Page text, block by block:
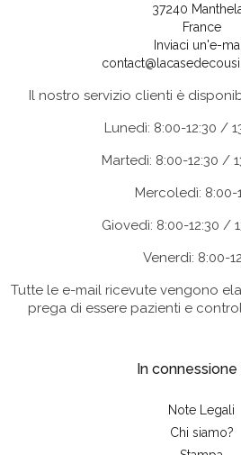
37240
France
Inviaci un'e-
Il nostro servizio clienti è
Lunedì: 8:00-12:30 /
Martedì: 8:00-12:30 /
Mercoledì: 8:00-
Giovedì: 8:00-12:30 /
Venerdì: 8:00-
Tutte le e-mail ricevute vengono
prega di essere pazienti e
In
Note Legali
Chi siamo?